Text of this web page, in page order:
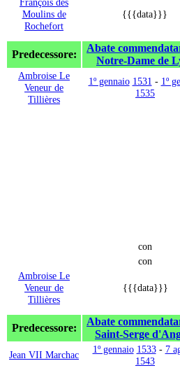
Moulins de
Rochefort
{{{data}}}
Predecessore:
Abate
Notre-Dame de
Ambroise Le
Veneur de
Tillières
1º gennaio 1531 - 1º
1535
con
con
Ambroise Le
Veneur de
Tillières
{{{data}}}
Predecessore:
Abate
Saint-Serge
Jean VII Marchac 1º gennaio 1533- 7
1543